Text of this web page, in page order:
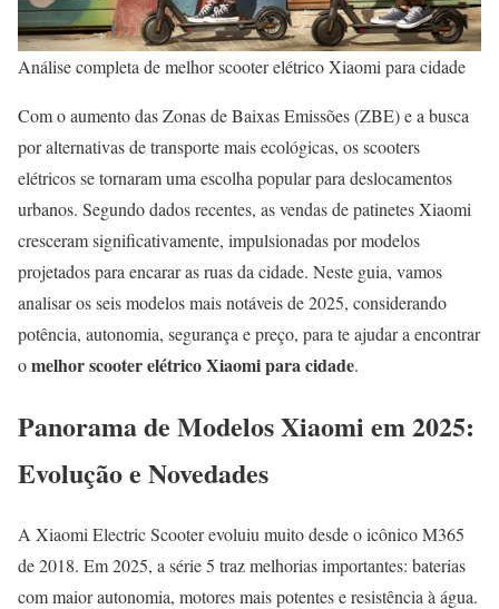
Análise completa de melhor scooter elétrico Xiaomi para cidade
Com o aumento das Zonas de Baixas Emissões (ZBE) e a busca
por alternativas de transporte mais ecológicas, os scooters
elétricos se tornaram uma escolha popular para deslocamentos
urbanos. Segundo dados recentes, as vendas de patinetes Xiaomi
cresceram significativamente, impulsionadas por modelos
projetados para encarar as ruas da cidade. Neste guia, vamos
analisar os seis modelos mais notáveis de 2025, considerando
potência, autonomia, segurança e preço, para te ajudar a encontrar
omelhor scooter elétrico Xiaomi para cidade.
Panorama de Modelos Xiaomi em 2025:
Evolução e Novedades
A Xiaomi Electric Scooter evoluiu muito desde o icônico M365
de 2018. Em 2025, a série 5 traz melhorias importantes: baterias
com maior autonomia, motores mais potentes e resistência à água.